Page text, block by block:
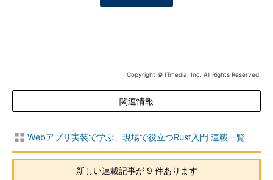
Copyright © ITmedia, Inc. All Rights Reserved.
関連情報
Webアプリ実装で学ぶ、現場で役立つRust入門 連載一覧
新しい連載記事が 9 件あります